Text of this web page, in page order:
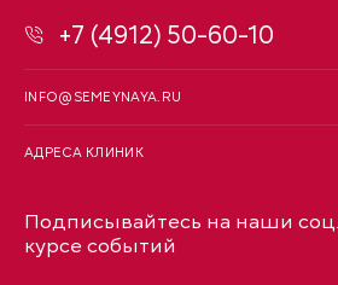
+7 (4912) 50-60-10
INFO@SEMEYNAYA.RU
АДРЕСА КЛИНИК
Подписывайтесь на наши
курсе событий